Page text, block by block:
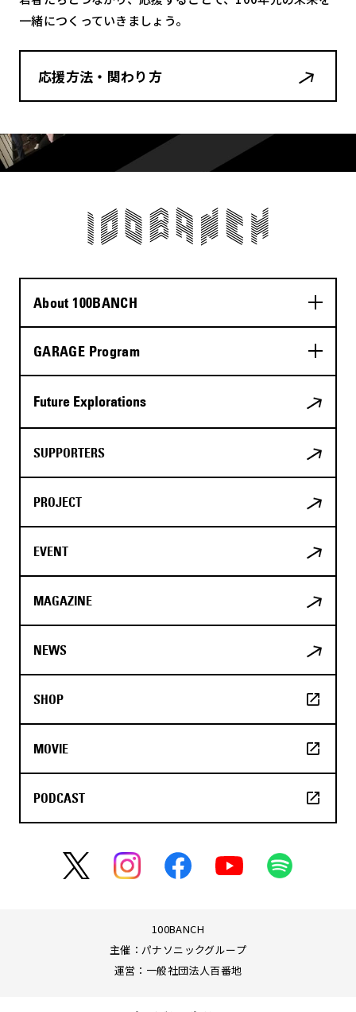
一緒につくっていきましょう。
応援方法・関わり方
About 100BANCH
GARAGE Program
Future Explorations
SUPPORTERS
PROJECT
EVENT
MAGAZINE
NEWS
SHOP
MOVIE
PODCAST
100BANCH
主催：パナソニックグループ
運営：一般社団法人百番地